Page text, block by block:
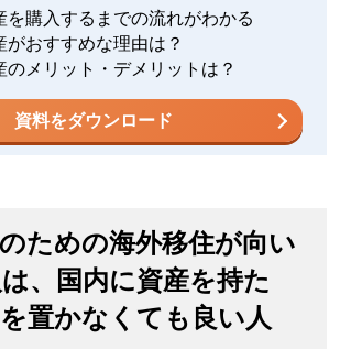
を購入するまでの流れがわかる
がおすすめな理由は？
のメリット・デメリットは？
資料をダウンロード
ための海外移住が向い
、国内に資産を持た
置かなくても良い人